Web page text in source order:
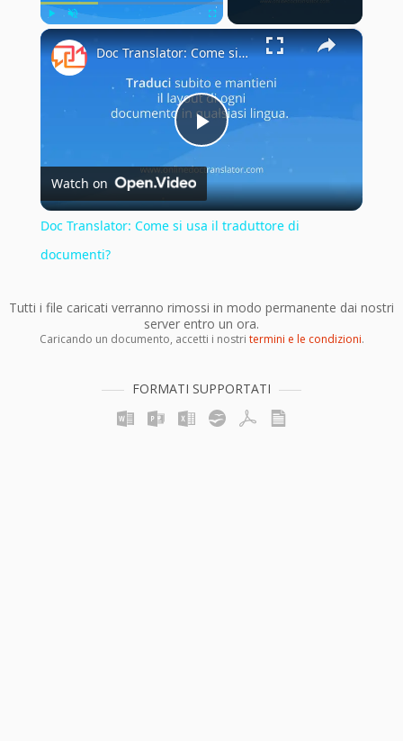
Play Unmute Fullscreen ×
Play
Video
Doc Translator: Come si usa il traduttore di documenti?
Watch on
Doc Translator: Come si usa il traduttore di
documenti?
Tutti i file caricati verranno rimossi in modo permanente dai nostri
server entro un ora.
Caricando un documento, accetti i nostri termini e le condizioni.
FORMATI SUPPORTATI